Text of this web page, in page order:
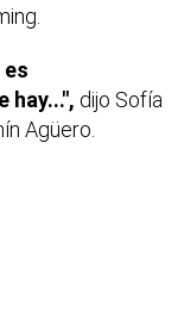
es
hay...", dijo Sofía
Agüero.